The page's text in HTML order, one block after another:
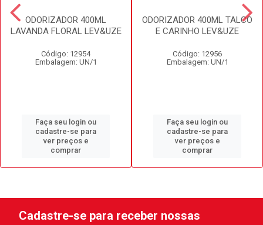
ODORIZADOR 400ML
LAVANDA FLORAL LEV&UZE
Código: 12954
Embalagem: UN/1
Faça seu login ou
cadastre-se para
ver preços e
comprar
ODORIZADOR 400ML TALCO
E CARINHO LEV&UZE
Código: 12956
Embalagem: UN/1
Faça seu login ou
cadastre-se para
ver preços e
comprar
Cadastre-se para receber nossas